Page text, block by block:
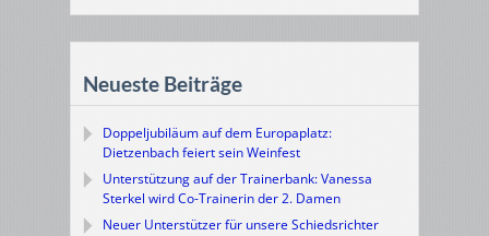
Neueste Beiträge
Doppeljubiläum auf dem Europaplatz:
Dietzenbach feiert sein Weinfest
Unterstützung auf der Trainerbank: Vanessa
Sterkel wird Co-Trainerin der 2. Damen
Neuer Unterstützer für unsere Schiedsrichter